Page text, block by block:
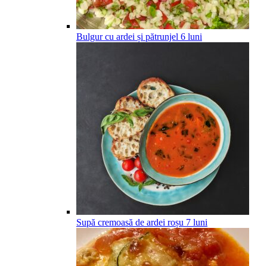
Bulgur cu ardei și pătrunjel 6 luni
Supă cremoasă de ardei roșu 7 luni